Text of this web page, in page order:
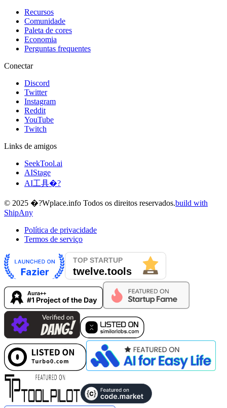
Recursos
Comunidade
Paleta de cores
Economia
Perguntas frequentes
Conectar
Discord
Twitter
Instagram
Reddit
YouTube
Twitch
Links de amigos
SeekTool.ai
AIStage
AI工具�?
© 2025 �?Wplace.info Todos os direitos reservados.build with
ShipAny
Política de privacidade
Termos de serviço